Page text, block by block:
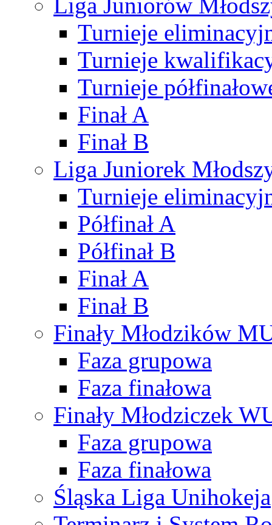
Turnieje
Turnieje
Turnieje
Finał A
Finał B
Liga Juniorek
Turnieje
Półfinał A
Półfinał B
Finał A
Finał B
Finały Młodzików
Faza grupowa
Faza finałowa
Finały Młodziczek
Faza grupowa
Faza finałowa
Śląska Liga Unihokeja